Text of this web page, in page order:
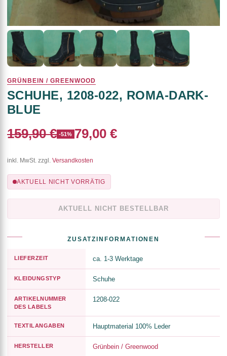
GRÜNBEIN / GREENWOOD
SCHUHE, 1208-022, ROMA-DARK-
BLUE
159,90 € -51% 79,00 €
inkl. MwSt. zzgl. Versandkosten
AKTUELL NICHT VORRÄTIG
AKTUELL NICHT BESTELLBAR
ZUSATZINFORMATIONEN
LIEFERZEIT ca. 1-3 Werktage
KLEIDUNGSTYP Schuhe
ARTIKELNUMMER
DES LABELS
1208-022
TEXTILANGABEN Hauptmaterial 100% Leder
HERSTELLER Grünbein / Greenwood